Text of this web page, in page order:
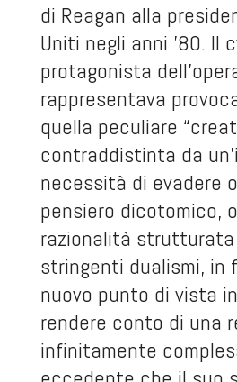
di Reagan alla
Uniti negli anni ’80. Il
protagonista
rappresentava
quella peculiare
contraddistinta da
necessità di evadere
pensiero dicotomico,
razionalità
stringenti dualismi, in
nuovo punto di vista
rendere conto di una
infinitamente